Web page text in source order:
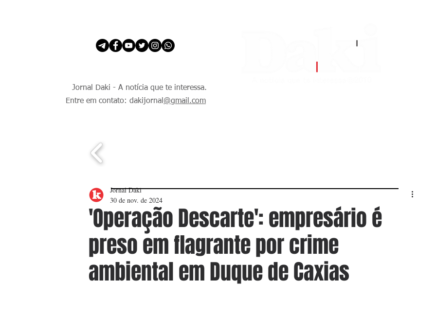
Jornal Daki - A notícia que te interessa.
Entre em contato: dakijornal @gmail.com
'Operação Descarte': empresário é
preso em flagrante por crime
ambiental em Duque de Caxias
Jornal Daki
30 de nov. de 2024